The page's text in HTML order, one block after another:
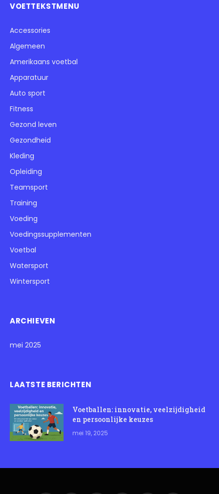
VOETTEKSTMENU
Accessories
Algemeen
Amerikaans voetbal
Apparatuur
Auto sport
Fitness
Gezond leven
Gezondheid
Kleding
Opleiding
Teamsport
Training
Voeding
Voedingssupplementen
Voetbal
Watersport
Wintersport
ARCHIEVEN
mei 2025
LAATSTE BERICHTEN
Voetballen: innovatie, veelzijdigheid
en persoonlijke keuzes
mei 19, 2025